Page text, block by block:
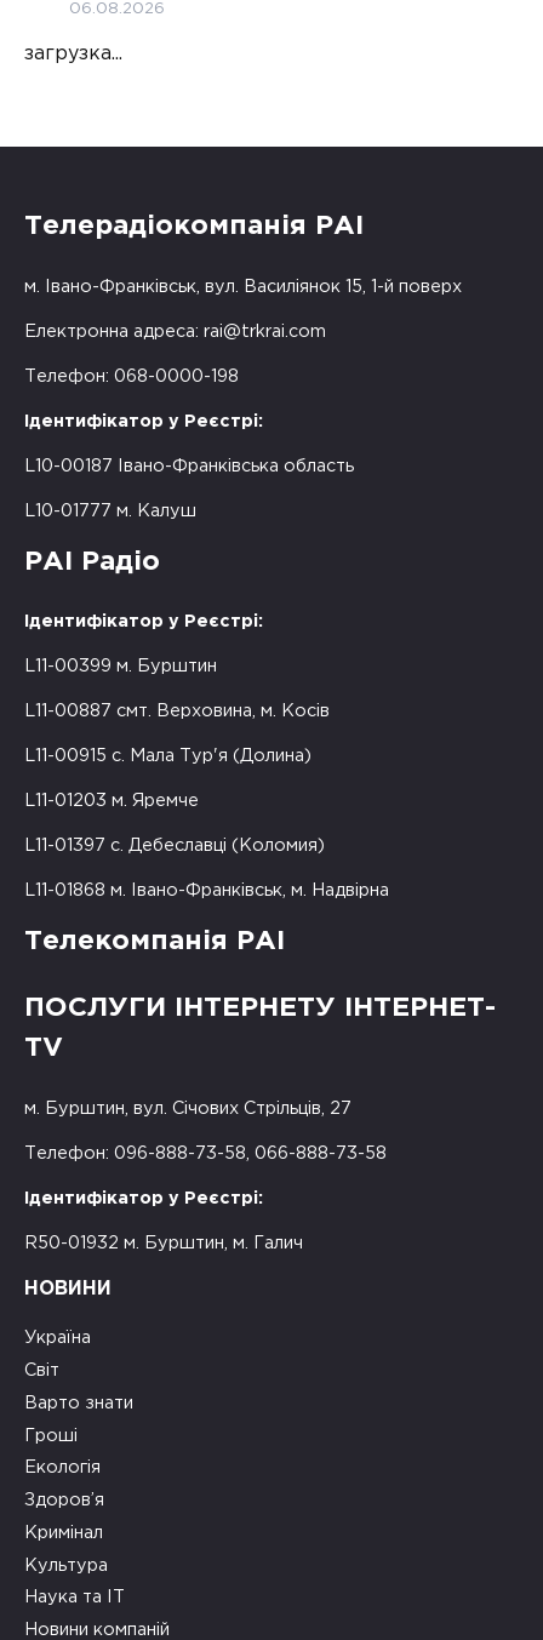
06.08.2026
загрузка...
Телерадіокомпанія РАІ
м. Івано-Франківськ, вул. Василіянок 15, 1-й поверх
Електронна адреса: rai@trkrai.com
Телефон: 068-0000-198
Ідентифікатор у Реєстрі:
L10-00187 Івано-Франківська область
L10-01777 м. Калуш
РАІ Радіо
Ідентифікатор у Реєстрі:
L11-00399 м. Бурштин
L11-00887 смт. Верховина, м. Косів
L11-00915 с. Мала Тур'я (Долина)
L11-01203 м. Яремче
L11-01397 с. Дебеславці (Коломия)
L11-01868 м. Івано-Франківськ, м. Надвірна
Телекомпанія РАІ
ПОСЛУГИ ІНТЕРНЕТУ ІНТЕРНЕТ-
TV
м. Бурштин, вул. Січових Стрільців, 27
Телефон: 096-888-73-58, 066-888-73-58
Ідентифікатор у Реєстрі:
R50-01932 м. Бурштин, м. Галич
НОВИНИ
Україна
Світ
Варто знати
Гроші
Екологія
Здоров’я
Кримінал
Культура
Наука та ІТ
Новини компаній